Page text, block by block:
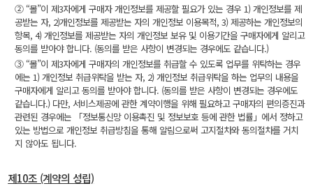
② “몰”이 제3자에게 구매자 개인정보를 제공할 필요가 있는 경우 1) 개인정보를 제
공받는 자, 2)개인정보를 제공받는 자의 개인정보 이용목적, 3) 제공하는 개인정보의
항목, 4) 개인정보를 제공받는 자의 개인정보 보유 및 이용기간을 구매자에게 알리고
동의를 받아야 합니다. (동의를 받은 사항이 변경되는 경우에도 같습니다.)
③ “몰”이 제3자에게 구매자의 개인정보를 취급할 수 있도록 업무를 위탁하는 경우
에는 1) 개인정보 취급위탁을 받는 자, 2) 개인정보 취급위탁을 하는 업무의 내용을
구매자에게 알리고 동의를 받아야 합니다. (동의를 받은 사항이 변경되는 경우에도
같습니다.) 다만, 서비스제공에 관한 계약이행을 위해 필요하고 구매자의 편의증진과
관련된 경우에는 「정보통신망 이용촉진 및 정보보호 등에 관한 법률」에서 정하고
있는 방법으로 개인정보 취급방침을 통해 알림으로써 고지절차와 동의절차를 거치
지 않아도 됩니다.
제10조 (계약의 성립)